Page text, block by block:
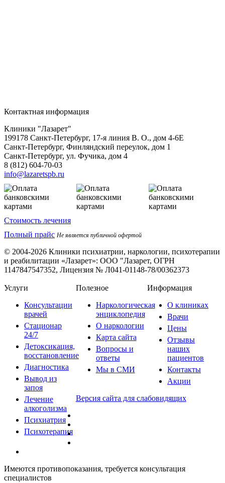
Контактная информация
Клиники "Лазарет"
199178 Санкт-Петербург, 17-я линия В. О., дом 4-6Е
Санкт-Петербург, Финляндский переулок, дом 1
Санкт-Петербург, ул. Фучика, дом 4
8 (812) 604-70-03
info@lazaretspb.ru
Стоимость лечения
Полный прайс Не является публичной офертой
© 2004-2026 Клиники психиатрии, наркологии, психотерапии
и реабилитации «Лазарет»: ООО "Лазарет, ОГРН
1147847547352, Лицензия № Л041-01148-78/00362373
Услуги
Консультации
врачей
Стационар
24/7
Детоксикация,
восстановление
Диагностика
Вывод из
запоя
Лечение
алкоголизма
Психиатрия
Психотерапия
Полезное
Наркологическая
энциклопедия
О наркологии
Карта сайта
Вопросы и
ответы
Мы в СМИ
Информация
О клиниках
Врачи
Цены
Отзывы
наших
пациентов
Контакты
Акции
Версия сайта для слабовидящих
Имеются противопоказания, требуется консультация
специалистов